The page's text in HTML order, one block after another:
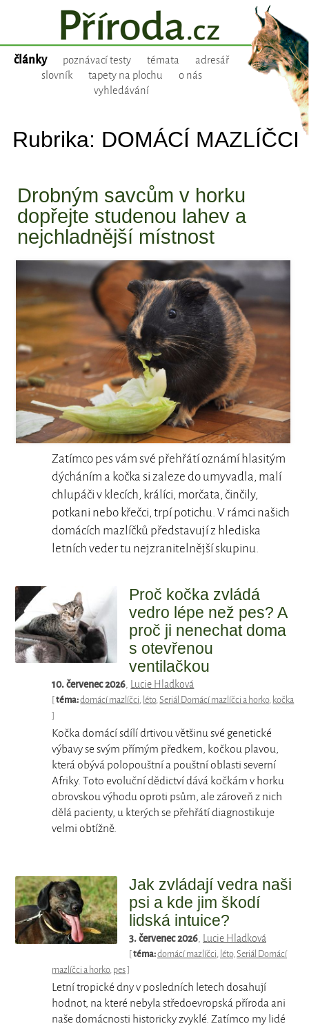
články poznávací testy témata
adresář
slovník
tapety na plochu
o nás
vyhledávání
Rubrika: DOMÁCÍ MAZLÍČCI
Drobným savcům v horku
dopřejte studenou lahev a
nejchladnější místnost
Zatímco pes vám své přehřátí oznámí hlasitým
dýcháním a kočka si zaleze do umyvadla, malí
chlupáči v klecích, králíci, morčata, činčily,
potkani nebo křečci, trpí potichu. V rámci našich
domácích mazlíčků představují z hlediska
letních veder tu nejzranitelnější skupinu.
Proč kočka zvládá
vedro lépe než pes? A
proč ji nenechat doma
s otevřenou
ventilačkou
10. červenec 2026 Lucie Hladková
[téma:domácí mazlíčci léto,Seriál Domácí mazlíčci a horko, kočka
]
Kočka domácí sdílí drtivou většinu své genetické
výbavy se svým přímým předkem, kočkou plavou,
která obývá polopouštní a pouštní oblasti severní
Afriky. Toto evoluční dědictví dává kočkám v horku
obrovskou výhodu oproti psům, ale zároveň z nich
dělá pacienty, u kterých se přehřátí diagnostikuje
velmi obtížně.
Jak zvládají vedra naši
psi a kde jim škodí
lidská intuice?
3. červenec 2026 Lucie Hladková
[téma:domácí mazlíčci léto, Seriál Domácí
mazlíčci a horko, pes]
Letní tropické dny v posledních letech dosahují
hodnot, na které nebyla středoevropská příroda ani
naše domácnosti historicky zvyklé. Zatímco my lidé